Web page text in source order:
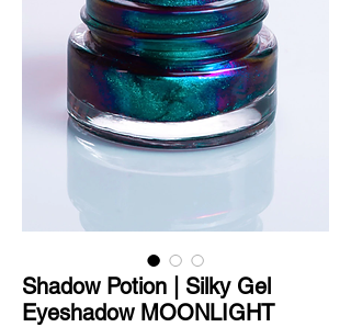
Shadow Potion | Silky Gel
Eyeshadow MOONLIGHT